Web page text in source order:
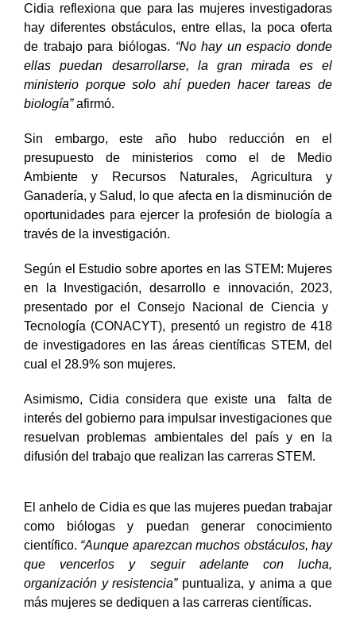
Cidia reflexiona que para las mujeres investigadoras
hay diferentes obstáculos, entre ellas, la poca oferta
de trabajo para biólogas. “No hay un espacio donde
ellas puedan desarrollarse, la gran mirada es el
ministerio porque solo ahí pueden hacer tareas de
biología”afirmó.
Sin embargo, este año hubo reducción en el
presupuesto de ministerios como el de
Medio
Ambiente y Recursos Naturales, Agricultura y
Ganadería, y Salud, lo que afecta en la disminución de
oportunidades para ejercer la profesión de biología a
través de la investigación.
Según el Estudio sobre aportes en las STEM: Mujeres
en la Investigación, desarrollo e innovación, 2023,
presentado por el Consejo Nacional de Ciencia y
Tecnología (CONACYT), presentó un registro de 418
de investigadores en las áreas científicas STEM, del
cual el 28.9% son mujeres.
Asimismo, Cidia considera que existe una falta de
interés del gobierno para impulsar investigaciones que
resuelvan problemas ambientales del país y en la
difusión del trabajo que realizan las carreras STEM.
El anhelo de Cidia es que las mujeres puedan trabajar
como biólogas y puedan generar conocimiento
científico. “Aunque aparezcan muchos obstáculos, hay
que vencerlos y seguir adelante con lucha,
organización y resistencia”puntualiza, y anima a que
más mujeres se dediquen a las carreras científicas.